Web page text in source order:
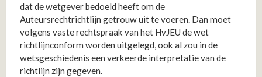
dat de wetgever bedoeld heeft om de
Auteursrechtrichtlijn getrouw uit te voeren. Dan moet
volgens vaste rechtspraak van het HvJEU de wet
richtlijnconform worden uitgelegd, ook al zou in de
wetsgeschiedenis een verkeerde interpretatie van de
richtlijn zijn gegeven.